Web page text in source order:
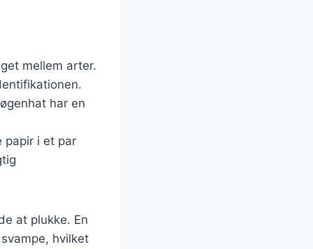
mellem arter.
har en
papir i et par
at plukke. En
hvilket